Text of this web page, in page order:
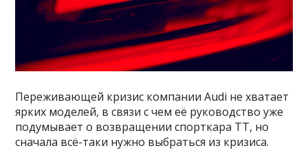
Переживающей кризис компании Audi не хватает
ярких моделей, в связи с чем её руководство уже
подумывает о возвращении спорткара ТТ, но
сначала всё-таки нужно выбраться из кризиса.